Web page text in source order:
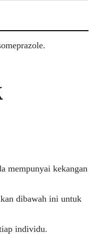
mempunyai kekangan
dibawah ini untuk
individu.